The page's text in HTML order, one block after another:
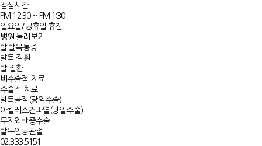
점심시간
PM 12:30 ~ PM 1:30
일요일/공휴일 휴진
병원 둘러보기
발·발목통증
발목 질환
발 질환
비수술적 치료
수술적 치료
발목골절(당일수술)
아킬레스건파열(당일수술)
무지외반증수술
발목인공관절
02.333.5151